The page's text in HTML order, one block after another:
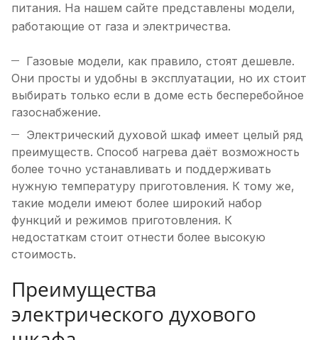
питания. На нашем сайте представлены модели,
работающие от газа и электричества.
Газовые модели, как правило, стоят дешевле.
Они просты и удобны в эксплуатации, но их стоит
выбирать только если в доме есть бесперебойное
газоснабжение.
Электрический духовой шкаф имеет целый ряд
преимуществ. Способ нагрева даёт возможность
более точно устанавливать и поддерживать
нужную температуру приготовления. К тому же,
такие модели имеют более широкий набор
функций и режимов приготовления. К
недостаткам стоит отнести более высокую
стоимость.
Преимущества
электрического духового